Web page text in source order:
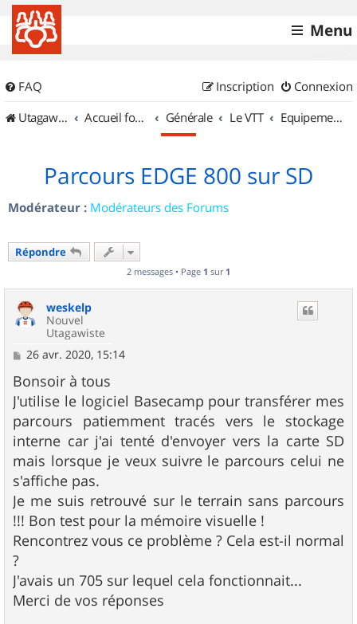
Menu
FAQ Connexion
Inscription
UtagawaVTT (Randos VTT et VTTAE avec traces GPS)
Accueil forum Générale Le VTT Equipements et Accessoires
Parcours EDGE 800 sur SD
Modérateur : Modérateurs des Forums
Répondre
2 messages • Page 1 sur 1
weskelp
Nouvel
Utagawiste
M
s
s
a
g
e
26 avr. 2020, 15:14
Bonsoir à tous
J'utilise le logiciel Basecamp pour transférer mes
parcours patiemment tracés vers le stockage
interne car j'ai tenté d'envoyer vers la carte SD
mais lorsque je veux suivre le parcours celui ne
s'affiche pas.
Je me suis retrouvé sur le terrain sans parcours
!!! Bon test pour la mémoire visuelle !
Rencontrez vous ce problème ? Cela est-il normal
?
J'avais un 705 sur lequel cela fonctionnait...
Merci de vos réponses